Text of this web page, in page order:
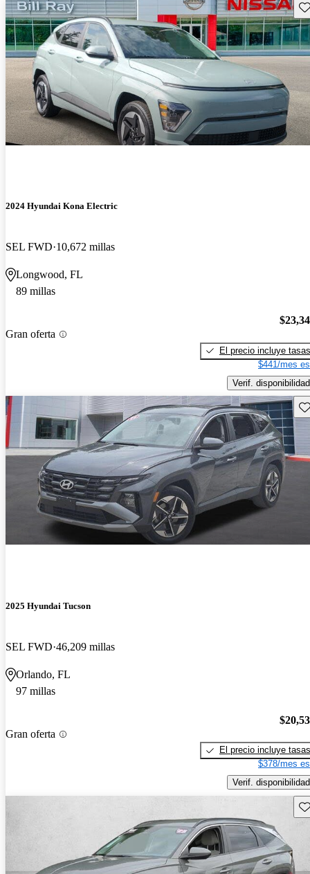
2024 Hyundai Kona Electric
SEL FWD 10,672 millas
Longwood, FL
89 millas
Gran oferta
El precio incluye tasas
$441/mes
Verif. disponibilidad
2025 Hyundai Tucson
SEL FWD 46,209 millas
Orlando, FL
97 millas
Gran oferta
El precio incluye tasas
$378/mes
Verif. disponibilidad